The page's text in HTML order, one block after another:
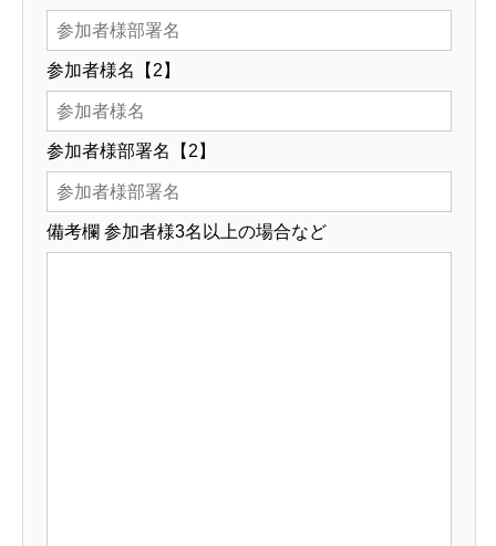
参加者様名【2】
参加者様部署名【2】
備考欄 参加者様3名以上の場合など